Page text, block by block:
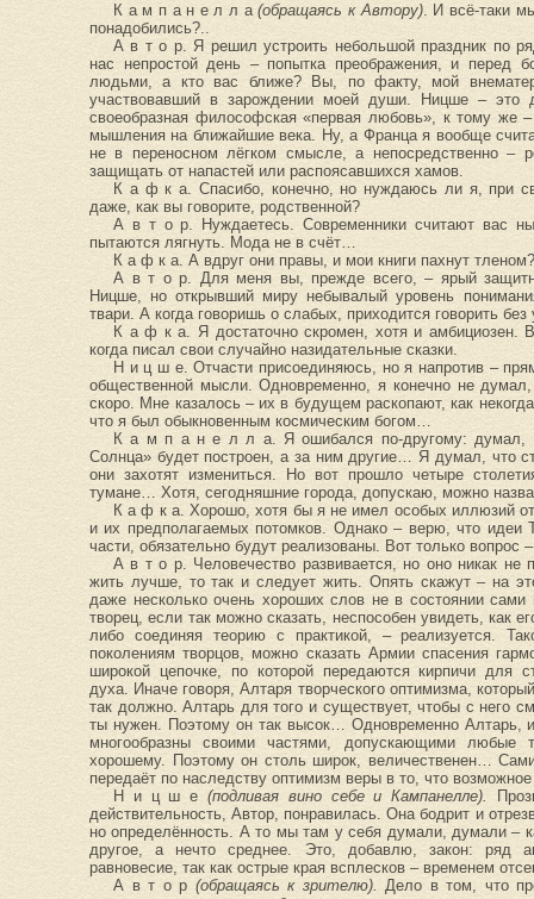
К а м п а н е л л а(обращаясь к Автору). И всё-таки
понадобились?..
А в т о р. Я решил устроить небольшой праздник по
нас непростой день – попытка преображения, и перед
людьми, а кто вас ближе? Вы, по факту, мой
участвовавший в зарождении моей души. Ницше –
своеобразная философская «первая любовь», к тому же
мышления на ближайшие века. Ну, а Франца я вообще
не в переносном лёгком смысле, а непосредственно –
защищать от напастей или распоясавшихся хамов.
К а ф к а. Спасибо, конечно, но нуждаюсь ли я, при
даже, как вы говорите, родственной?
А в т о р. Нуждаетесь. Современники считают вас
пытаются лягнуть. Мода не в счёт…
К а ф к а. А вдруг они правы, и мои книги пахнут тленом?
А в т о р. Для меня вы, прежде всего, – ярый
Ницше, но открывший миру небывалый уровень
твари. А когда говоришь о слабых, приходится говорить
К а ф к а. Я достаточно скромен, хотя и амбициозен.
когда писал свои случайно назидательные сказки.
Н и ц ш е. Отчасти присоединяюсь, но я напротив –
общественной мысли. Одновременно, я конечно не думал,
скоро. Мне казалось – их в будущем раскопают, как
что я был обыкновенным космическим богом…
К а м п а н е л л а. Я ошибался по-другому: думал,
Солнца» будет построен, а за ним другие… Я думал, что
они захотят измениться. Но вот прошло четыре
тумане… Хотя, сегодняшние города, допускаю, можно
К а ф к а. Хорошо, хотя бы я не имел особых иллюзий
и их предполагаемых потомков. Однако – верю, что идеи
части, обязательно будут реализованы. Вот только вопрос –
А в т о р. Человечество развивается, но оно никак
жить лучше, то так и следует жить. Опять скажут – на
даже несколько очень хороших слов не в состоянии
творец, если так можно сказать, неспособен увидеть, как
либо соединяя теорию с практикой, – реализуется.
поколениям творцов, можно сказать Армии спасения
широкой цепочке, по которой передаются кирпичи для
духа. Иначе говоря, Алтаря творческого оптимизма,
так должно. Алтарь для того и существует, чтобы с него
ты нужен. Поэтому он так высок… Одновременно Алтарь,
многообразны своими частями, допускающими любые
хорошему. Поэтому он столь широк, величественен…
передаёт по наследству оптимизм веры в то, что
Н и ц ш е (подливая вино себе и Кампанелле).
действительность, Автор, понравилась. Она бодрит и
но определённость. А то мы там у себя думали, думали –
другое, а нечто среднее. Это, добавлю, закон: ряд
равновесие, так как острые края всплесков – временем
А в т о р (обращаясь к зрителю). Дело в том, что